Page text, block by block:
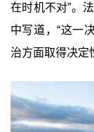
在时机不对”。
中写道，“这一
治方面取得决定